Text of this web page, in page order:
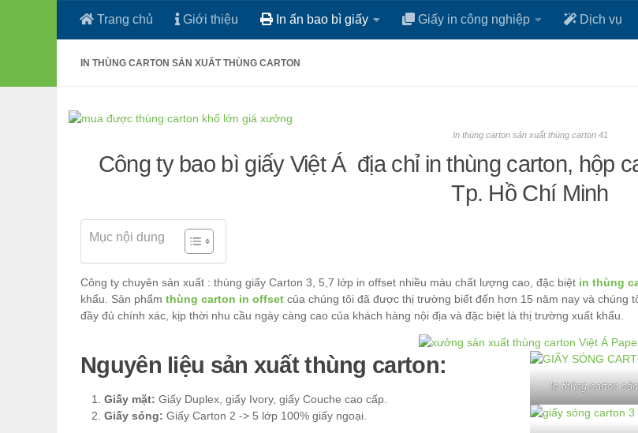
Skip to content Trang chủ Giới thiệu In ấn bao bì giấy Giấy in công nghiệp Dịch vụ
IN THÙNG CARTON SẢN XUẤT THÙNG CARTON
In thùng carton sản xuất thùng carton 41
Công ty bao bì giấy Việt Á địa chỉ in thùng carton, hộp
Tp. Hồ Chí Minh
Mục nội dung
Công ty chuyên sản xuất : thùng giấy Carton 3, 5,7 lớp in offset nhiều màu chất lượng cao, đặc biệt in thùng
khẩu. Sản phẩm thùng carton in offset của chúng tôi đã được thị trường biết đến hơn 15 năm nay và chúng
đầy đủ chính xác, kịp thời nhu cầu ngày càng cao của khách hàng nội địa và đặc biệt là thị trường xuất khẩu.
Nguyên liệu sản xuất thùng carton:
Giấy mặt: Giấy Duplex, giấy Ivory, giấy Couche cao cấp.
Giấy sóng: Giấy Carton 2 -> 5 lớp 100% giấy ngoại.
In thùng carton